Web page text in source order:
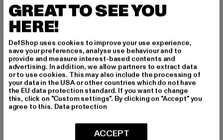
2Y PREMIUM
Ronja
Derzeitiger Preis: 23,99 EURAktionspreis: 39,99 EUR
DEF
Classic
GREAT TO SEE YOU
HERE!
DefShop uses cookies to improve your use experience,
save your preferences, analyse use behaviour and to
provide and measure interest-based contents and
advertising. In addition, we allow partners to extract data
or to use cookies. This may also include the processing of
your data in the USA or other countries which do not have
the EU data protection standard. If you want to change
this, click on "Custom settings". By clicking on "Accept" you
agree to this. Data protection
ACCEPT